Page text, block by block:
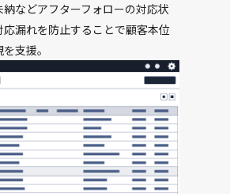
などアフターフォローの対応状
漏れを防止することで顧客本位
支援。